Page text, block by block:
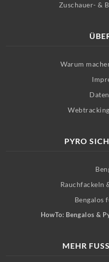
Zuschauer- &
Warum
PYRO
Rauchfackeln
Bengalos
HowTo: Bengalos &
MEHR